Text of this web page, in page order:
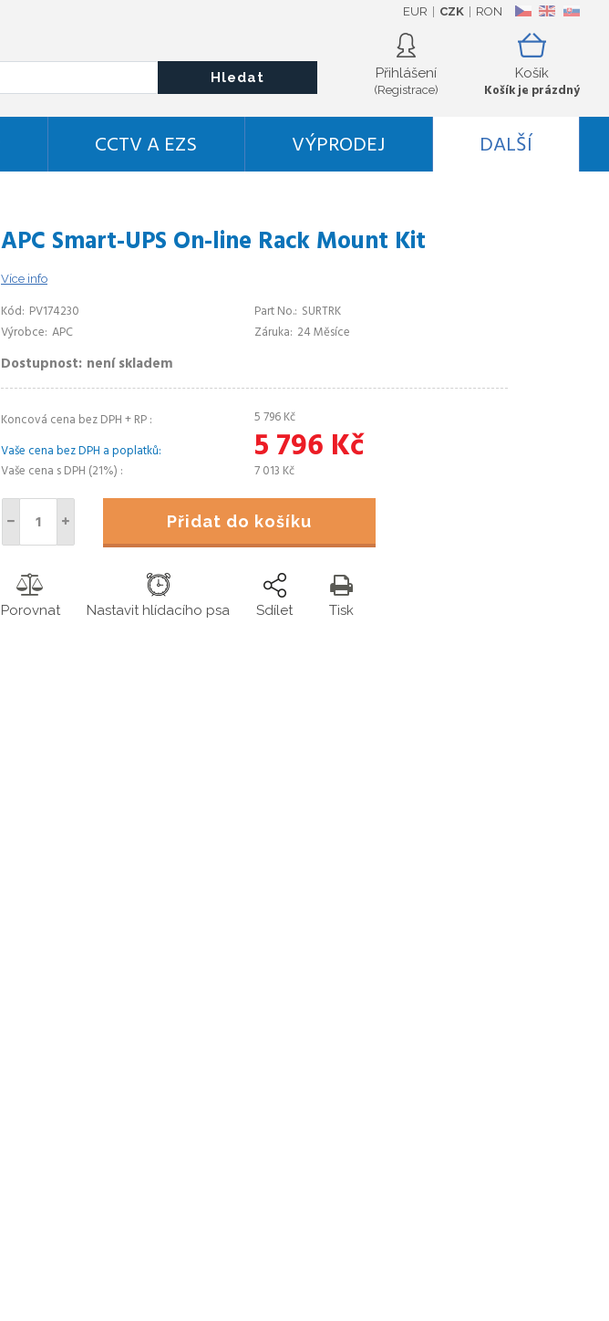
CZ EN SK
EUR CZK RON
Košík
Košík je prázdný
Přihlášení
(Registrace)
Hledat
CCTV A EZS VÝPRODEJ DALŠÍ
APC Smart-UPS On-line Rack Mount Kit
Více info
Kód PV174230 Part No. SURTRK
Výrobce APC Záruka 24 Měsíce
Dostupnost není skladem
Koncová cena bez DPH + RP 5 796Kč
Vaše cena bez DPH a poplatků
5 796 Kč
Vaše cena s DPH (21%) 7 013 Kč
Přidat do košíku
Porovnat Nastavit hlídacího psa Sdílet Tisk